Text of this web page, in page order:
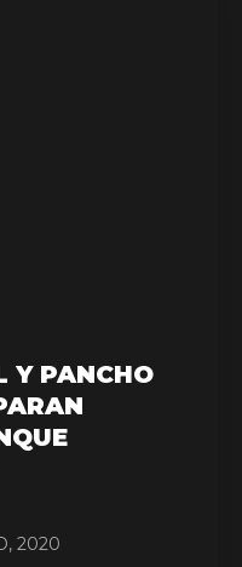
Y PANCHO
2020